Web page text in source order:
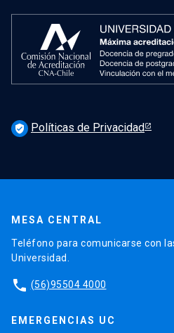
verified_user Políticas de Privacidad
MESA CENTRAL
Teléfono para comunicarse con
Universidad.
phone (56)95504 4000
EMERGENCIAS UC